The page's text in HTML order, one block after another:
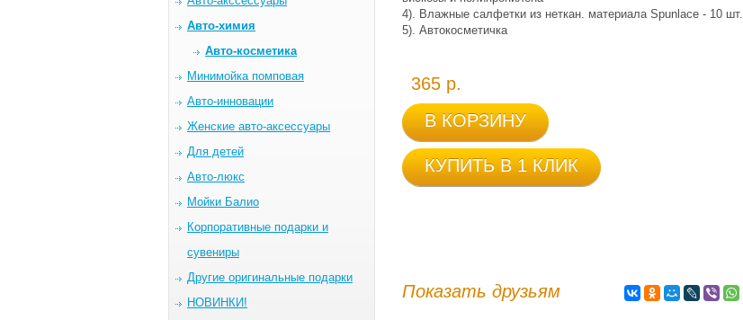
Авто-химия
Авто-косметика
Минимойка помповая
Авто-инновации
Женские авто-аксессуары
Для детей
Авто-люкс
Мойки Балио
Корпоративные подарки и
сувениры
Другие оригинальные подарки
НОВИНКИ!
4). Влажные салфетки из неткан. материала Spunlace - 10 шт.
5). Автокосметичка
365 р.
В КОРЗИНУ
КУПИТЬ В 1 КЛИК
Показать друзьям